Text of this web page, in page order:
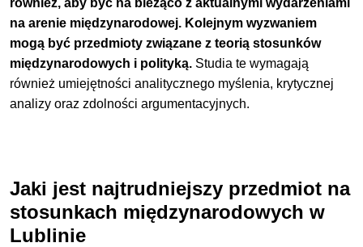
na arenie międzynarodowej. Kolejnym wyzwaniem
mogą być przedmioty związane z teorią stosunków
międzynarodowych i polityką. Studia te wymagają
również umiejętności analitycznego myślenia, krytycznej
analizy oraz zdolności argumentacyjnych.
Jaki jest najtrudniejszy przedmiot na
stosunkach międzynarodowych w
Lublinie